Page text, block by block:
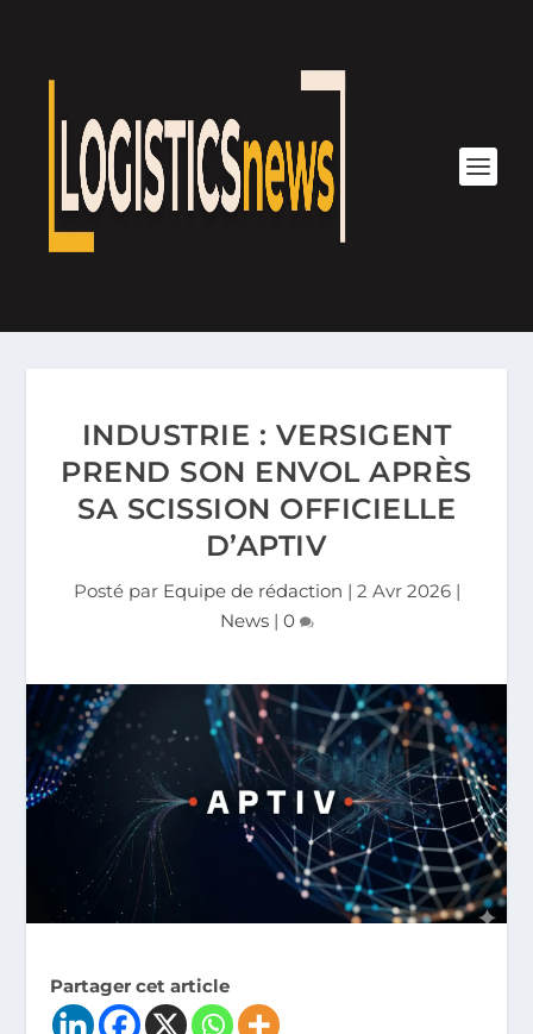
INDUSTRIE : VERSIGENT
PREND SON ENVOL APRÈS
SA SCISSION OFFICIELLE
D’APTIV
Posté par Equipe de rédaction | 2 Avr 2026|
News| 0
Partager cet article